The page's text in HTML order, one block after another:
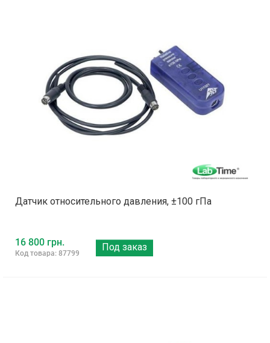
Датчик относительного давления, ±100 гПа
16 800 грн.
Код товара: 87799
Под заказ